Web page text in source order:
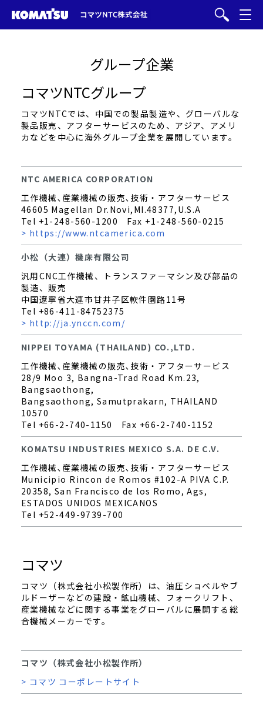
グループ企業
コマツNTCグループ
コマツNTCでは、中国での製品製造や、グローバルな
製品販売、アフターサービスのため、アジア、アメリ
カなどを中心に海外グループ企業を展開しています。
NTC AMERICA CORPORATION
工作機械､産業機械の販売､技術・アフターサービス
46605 Magellan Dr.Novi,MI.48377,U.S.A
Tel +1-248-560-1200 Fax +1-248-560-0215
> https://www.ntcamerica.com
小松（大連）機床有限公司
汎用CNC工作機械、トランスファーマシン及び部品の
製造、販売
中国遼寧省大連市甘井子区軟件園路11号
Tel +86-411-84752375
> http://ja.ynccn.com/
NIPPEI TOYAMA (THAILAND) CO.,LTD.
工作機械､産業機械の販売､技術・アフターサービス
28/9 Moo 3, Bangna-Trad Road Km.23,
Bangsaothong,
Bangsaothong, Samutprakarn, THAILAND
10570
Tel +66-2-740-1150 Fax +66-2-740-1152
KOMATSU INDUSTRIES MEXICO S.A. DE C.V.
工作機械､産業機械の販売､技術・アフターサービス
Municipio Rincon de Romos #102-A PIVA C.P.
20358, San Francisco de los Romo, Ags,
ESTADOS UNIDOS MEXICANOS
Tel +52-449-9739-700
コマツ
コマツ（株式会社小松製作所）は、油圧ショベルやブ
ルドーザーなどの建設・鉱山機械、フォークリフト、
産業機械などに関する事業をグローバルに展開する総
合機械メーカーです。
コマツ（株式会社小松製作所）
> コマツ コーポレートサイト